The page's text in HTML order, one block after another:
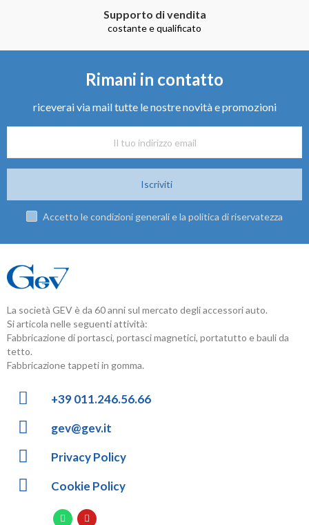
Supporto di vendita
costante e qualificato
Rimani in contatto
riceverai via mail tutte le nostre novità e promozioni
Iscriviti
Accetto le condizioni generali e la politica di riservatezza
La società GEV è da 60 anni sul mercato degli accessori auto.
Si articola nelle seguenti attività:
Fabbricazione di portasci, portasci magnetici, portatutto e bauli da
tetto.
Fabbricazione tappeti in gomma.
+39 011.246.56.66
gev@gev.it
Privacy Policy
Cookie Policy